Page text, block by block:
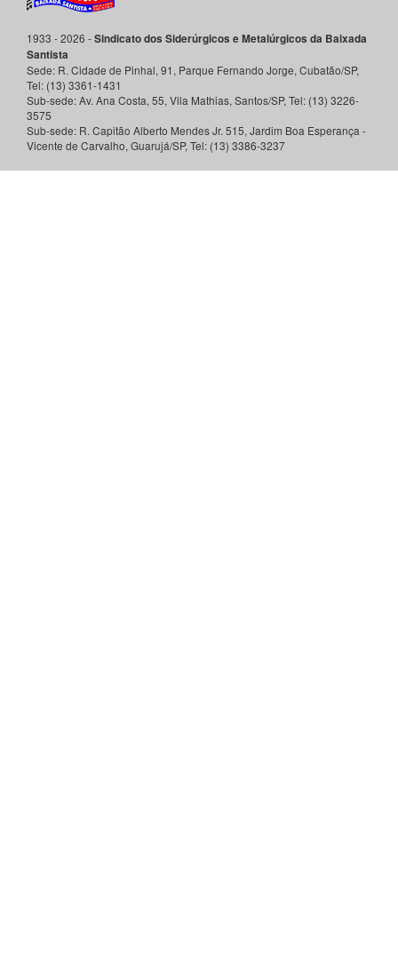
1933 - 2026 -Sindicato dos Siderúrgicos e Metalúrgicos da Baixada
Santista
Sede: R. Cidade de Pinhal, 91, Parque Fernando Jorge, Cubatão/SP,
Tel: (13) 3361-1431
Sub-sede:Av. Ana Costa, 55, Vila Mathias, Santos/SP, Tel: (13) 3226-
3575
Sub-sede: R. Capitão Alberto Mendes Jr. 515, Jardim Boa Esperança -
Vicente de Carvalho, Guarujá/SP, Tel: (13) 3386-3237